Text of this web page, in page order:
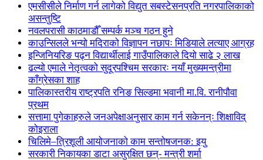
एमसीसीले निर्माण गर्न लागेको विद्युत सबस्टेसनप्रति नगरपालिकाको
असन्तुष्टि
नवलपरासी काठमाडौँ सम्पर्क मञ्च गठन हुने
काउन्सिलले भन्यो मदिराको विज्ञापन नछापः मिडियाले लत्याए आग्रह
इन्जिनियरिङ पढ्न विद्यार्थीलाई गाउँपालिकाले दियो साढे २ लाख
ढल्यो एमाले नेतृत्वको सुदूरपश्चिम सरकारः नयाँ मुख्यमन्त्रीमा
काँग्रेसका शाह
पालिकास्तरीय राष्ट्रपति रनिङ सिल्डमा भवानी मा.वि. रानीपौवा
प्रथम
सत्तामा पुगेकाहरुले जनअपेक्षाअनुसार काम गर्न सकेनन्ः शिक्षाविद्
कोइराला
चिलिमे–त्रिशूली आयोजनाको काम सन्तोषजनक: इयु
सरकारी निकायका डाटा असुरक्षित छन्- मन्त्री शर्मा